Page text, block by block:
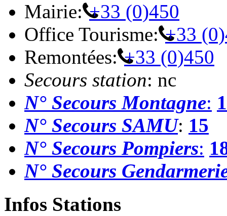
Mairie: +33 (0)450
Office Tourisme: +33
Remontées: +33 (0)450
Secours station: nc
N° Secours Montagne:
N° Secours SAMU: 15
N° Secours Pompiers:
N° Secours
Infos Stations